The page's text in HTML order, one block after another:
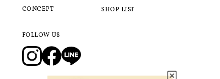
CONCEPT
SHOP LIST
FOLLOW US